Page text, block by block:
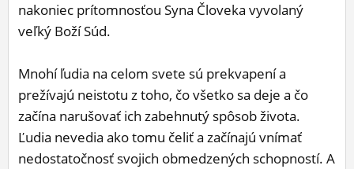
nakoniec prítomnosťou Syna Človeka vyvolaný
veľký Boží Súd.
Mnohí ľudia na celom svete sú prekvapení a
prežívajú neistotu z toho, čo všetko sa deje a čo
začína narušovať ich zabehnutý spôsob života.
Ľudia nevedia ako tomu čeliť a začínajú vnímať
nedostatočnosť svojich obmedzených schopností. A